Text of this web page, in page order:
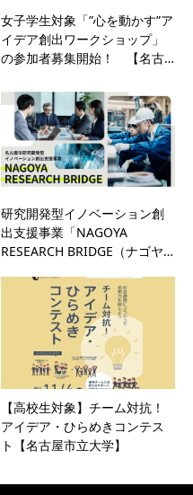
女子学生対象「”心を動かす”ア
イデア創出ワークショップ」
の参加者募集開始！ 【名古…
研究開発型イノベーション創
出支援事業「NAGOYA
RESEARCH BRIDGE（ナゴヤ…
【高校生対象】チーム対抗！
アイデア・ひらめきコンテス
ト【名古屋市立大学】